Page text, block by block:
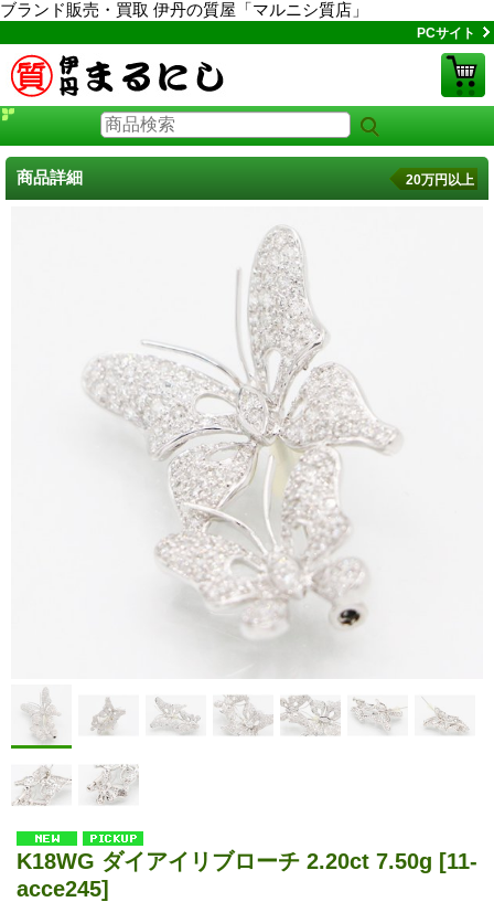
ブランド販売・買取 伊丹の質屋「マルニシ質店」
PCサイト
商品詳細 20万円以上
K18WG ダイアイリブローチ 2.20ct 7.50g [11-
acce245]